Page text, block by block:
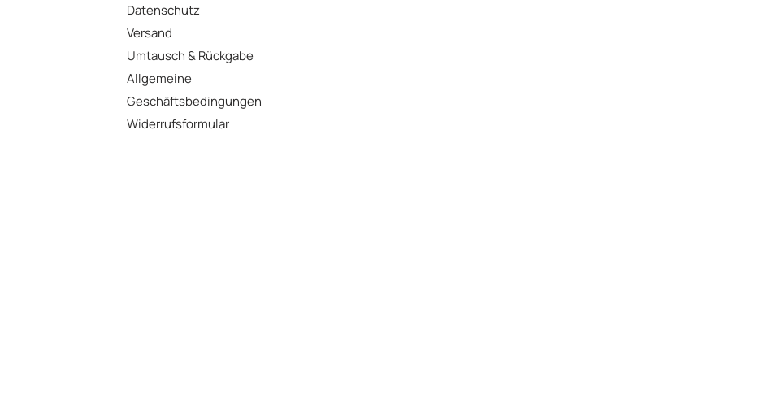
Datenschutz
Versand
Umtausch & Rückgabe
Allgemeine
Geschäftsbedingungen
Widerrufsformular